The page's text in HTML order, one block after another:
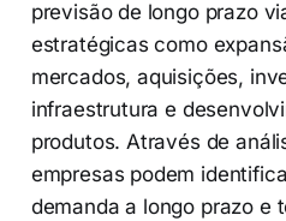
previsão de longo prazo
estratégicas como
mercados, aquisições,
infraestrutura e
produtos. Através de
empresas podem
demanda a longo prazo e